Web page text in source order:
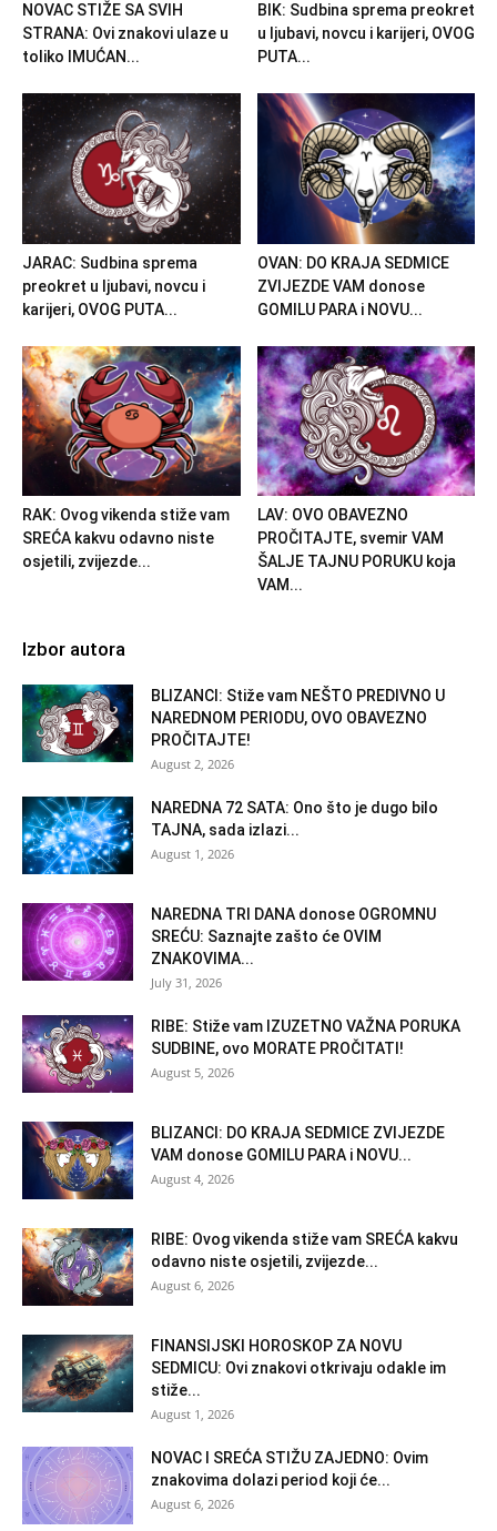
NOVAC STIŽE SA SVIH
STRANA: Ovi znakovi ulaze u
toliko IMUĆAN...
BIK: Sudbina sprema preokret
u ljubavi, novcu i karijeri, OVOG
PUTA...
JARAC: Sudbina sprema
preokret u ljubavi, novcu i
karijeri, OVOG PUTA...
OVAN: DO KRAJA SEDMICE
ZVIJEZDE VAM donose
GOMILU PARA i NOVU...
RAK: Ovog vikenda stiže vam
SREĆA kakvu odavno niste
osjetili, zvijezde...
LAV: OVO OBAVEZNO
PROČITAJTE, svemir VAM
ŠALJE TAJNU PORUKU koja
VAM...
Izbor autora
BLIZANCI: Stiže vam NEŠTO PREDIVNO U
NAREDNOM PERIODU, OVO OBAVEZNO
PROČITAJTE!
August 2, 2026
NAREDNA 72 SATA: Ono što je dugo bilo
TAJNA, sada izlazi...
August 1, 2026
NAREDNA TRI DANA donose OGROMNU
SREĆU: Saznajte zašto će OVIM
ZNAKOVIMA...
July 31, 2026
RIBE: Stiže vam IZUZETNO VAŽNA PORUKA
SUDBINE, ovo MORATE PROČITATI!
August 5, 2026
BLIZANCI: DO KRAJA SEDMICE ZVIJEZDE
VAM donose GOMILU PARA i NOVU...
August 4, 2026
RIBE: Ovog vikenda stiže vam SREĆA kakvu
odavno niste osjetili, zvijezde...
August 6, 2026
FINANSIJSKI HOROSKOP ZA NOVU
SEDMICU: Ovi znakovi otkrivaju odakle im
stiže...
August 1, 2026
NOVAC I SREĆA STIŽU ZAJEDNO: Ovim
znakovima dolazi period koji će...
August 6, 2026